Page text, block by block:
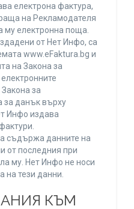
електрона фактура,
на Рекламодателя
му електронна поща.
от Нет Инфо, са
www.eFaktura.bg и
на Закона за
за
за данък върху
Инфо издава
съдържа данните на
от последния при
му. Нет Инфо не носи
на тези данни.
КЪМ